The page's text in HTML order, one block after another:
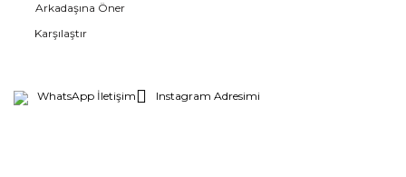
Arkadaşına Öner
Karşılaştır
WhatsApp İletişim Instagram Adresimi